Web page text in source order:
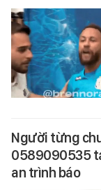
Người từng
0589090535
an trình báo